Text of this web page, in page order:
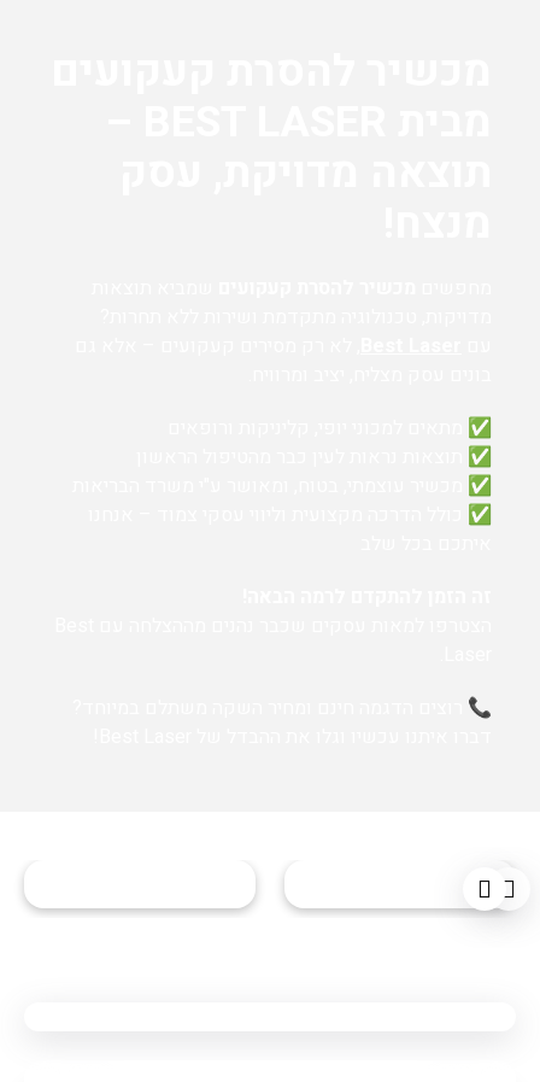
✅ מתאים למכוני יופי, קליניקות ורופאים
✅ תוצאות נראות לעין כבר מהטיפול הראשון
✅ מכשיר עוצמתי, בטוח, ומאושר ע"י משרד הבריאות
✅ כולל הדרכה מקצועית וליווי עסקי צמוד – אנחנו
📞 רוצים הדגמה חינם ומחיר השקה משתלם במיוחד?